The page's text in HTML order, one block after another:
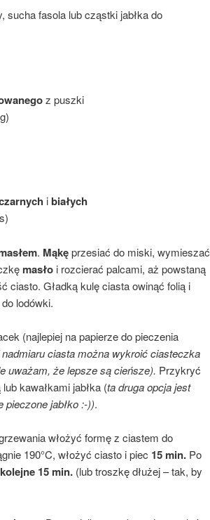
sucha fasola lub cząstki jabłka do
z puszki
ibiałych
. Mąkęprzesiać do miski, wymieszać
masło i rozcierać palcami, aż powstaną
ciasto. Gładką kulę ciasta owinąć folią i
do lodówki.
(najlepiej na papierze do pieczenia
ciasta można wykroić ciasteczka
uważam, że lepsze są cieńsze). Przykryć
kawałkami jabłka (ta druga opcja jest
jabłko :-)).
włożyć formę z ciastem do
190°C, włożyć ciasto i piec 15 min. Po
kolejne 15 min. (lub troszkę dłużej – tak, by